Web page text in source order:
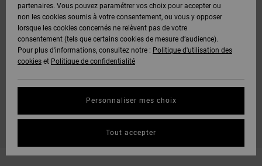
partenaires. Vous pouvez paramétrer vos choix pour accepter ou
non les cookies soumis à votre consentement, ou vous y opposer
lorsque les cookies concernés ne relèvent pas de votre
consentement (tels que certains cookies de mesure d’audience).
Pour plus d'informations, consultez notre : Politique d'utilisation des
cookies et Politique de confidentialité
Personnaliser mes choix
Tout accepter